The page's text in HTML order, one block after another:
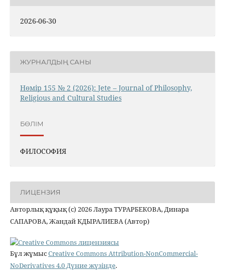
2026-06-30
ЖУРНАЛДЫҢ САНЫ
Нөмір 155 № 2 (2026): Jete – Jоurnal of Philosophy,
Religious аnd Cultural Studies
БӨЛІМ
ФИЛОСОФИЯ
ЛИЦЕНЗИЯ
Авторлық құқық (c) 2026 Лаура ТУРАРБЕКОВА, Динара
САПАРОВА, Жандай КДЫРАЛИЕВА (Автор)
Бұл жұмысCreative Commons Attribution-NonCommercial-
NoDerivatives 4.0 Дүние жүзінде.